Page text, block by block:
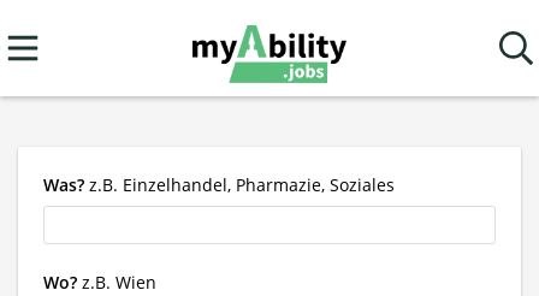
Was? z.B. Einzelhandel, Pharmazie, Soziales
Wo? z.B. Wien